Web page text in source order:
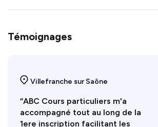
Témoignages
Villefranche sur Saône
“ABC Cours particuliers m'a
accompagné tout au long de la
1ere inscription facilitant les